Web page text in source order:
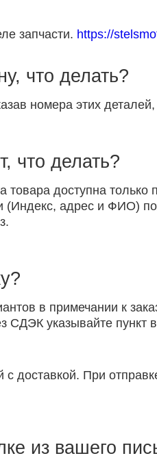
запчасти. https://
что делать?
номера этих
что делать?
доступна
адрес и ФИО)
в примечании к
указывайте пункт
доставкой. При
из вашего